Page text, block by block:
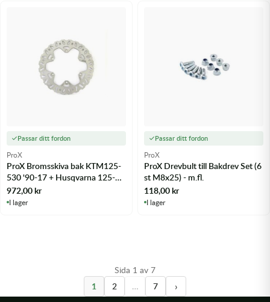
Passar ditt fordon
ProX
ProX Bromsskiva bak KTM125-
530 '90-17 + Husqvarna 125-
501 '14-17 - m.fl.
972,00kr
I lager
Passar ditt fordon
ProX
ProX Drevbult till Bakdrev Set (6
st M8x25) - m.fl.
118,00kr
I lager
Sida 1 av 7
1
2 … 7 ›